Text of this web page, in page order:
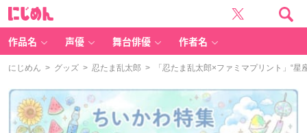
作品名 声優 舞台俳優 作者名
にじめん > グッズ > 忍たま乱太郎 > 「忍たま乱太郎×ファミマプリント」“星